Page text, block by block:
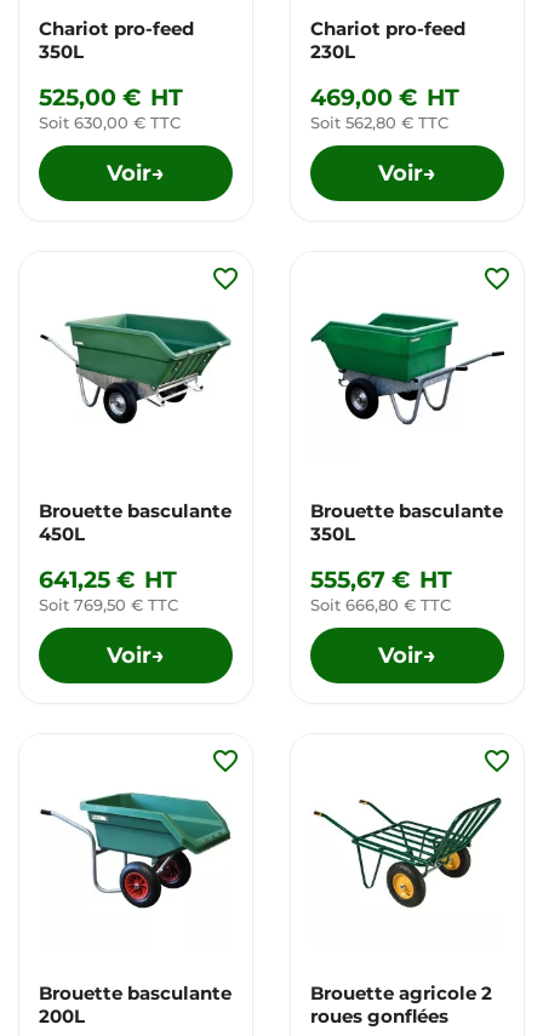
Chariot pro-feed
350L
525,00 € HT
Soit 630,00 € TTC
Voir→
Chariot pro-feed
230L
469,00 € HT
Soit 562,80 € TTC
Voir→
Brouette basculante
450L
641,25 € HT
Soit 769,50 € TTC
Voir→
favorite_border
Brouette basculante
350L
555,67 € HT
Soit 666,80 € TTC
Voir→
favorite_border
Brouette basculante
200L
favorite_border
Brouette agricole 2
roues gonflées
favorite_border